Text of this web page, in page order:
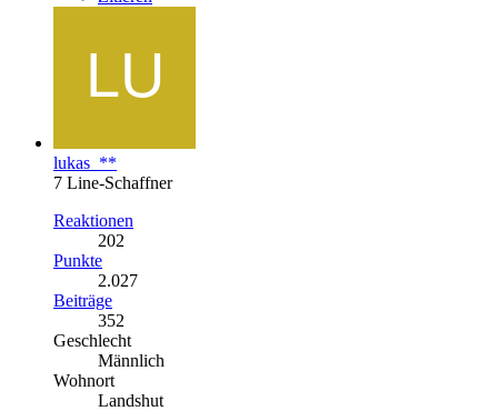
lukas_**
7 Line-Schaffner
Reaktionen
202
Punkte
2.027
Beiträge
352
Geschlecht
Männlich
Wohnort
Landshut